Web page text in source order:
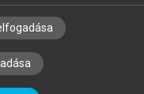
ALAPELVEK